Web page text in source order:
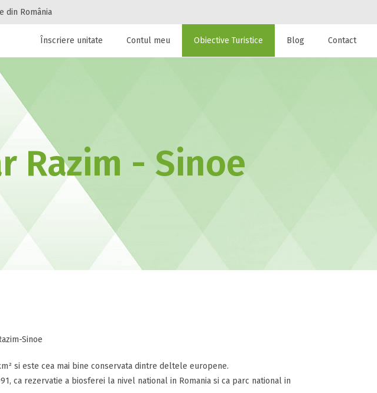
din România
de cazare!
sau alte unitați de cazare la
Înscriere unitate Contul meu Obiective Turistice Blog Contact
Razim - Sinoe
Sinoe
si este cea mai bine conservata dintre deltele europene.
ca rezervatie a biosferei la nivel national in Romania si ca parc national in